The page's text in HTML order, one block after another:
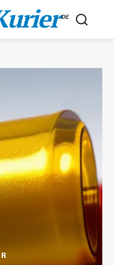
.DE